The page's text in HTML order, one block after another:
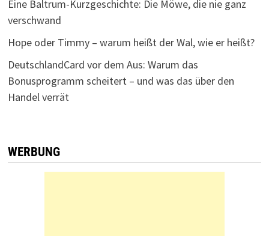
Eine Baltrum-Kurzgeschichte: Die Möwe, die nie ganz
verschwand
Hope oder Timmy – warum heißt der Wal, wie er heißt?
DeutschlandCard vor dem Aus: Warum das
Bonusprogramm scheitert – und was das über den
Handel verrät
WERBUNG